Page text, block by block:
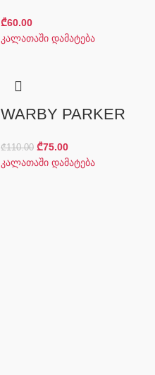
₾60.00
კალათაში დამატება
WARBY PARKER
₾110.00 ₾75.00
კალათაში დამატება